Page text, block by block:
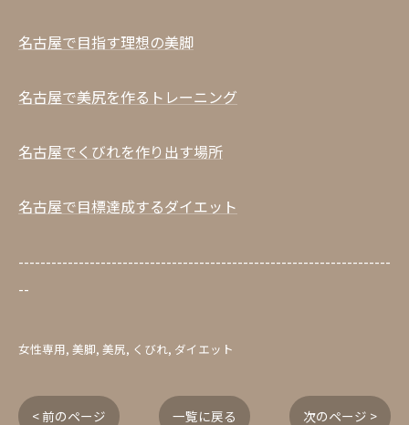
名古屋で目指す理想の美脚
名古屋で美尻を作るトレーニング
名古屋でくびれを作り出す場所
名古屋で目標達成するダイエット
--------------------------------------------------------------------
--
女性専用 美脚 美尻 くびれ ダイエット
< 前のページ 一覧に戻る 次のページ >